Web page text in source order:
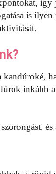
így
is ilyen
inkább
és